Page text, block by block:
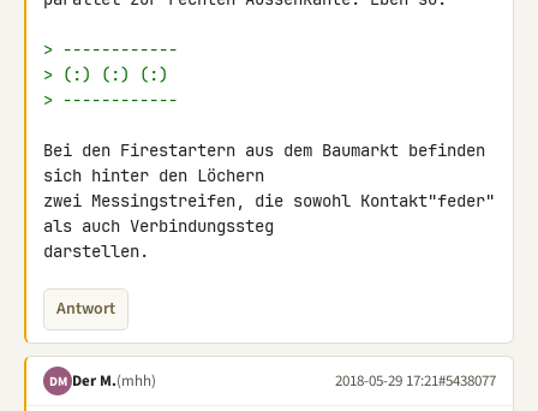
> ------------
> (:) (:) (:)
> ------------
Bei den Firestartern aus dem Baumarkt befinden
sich hinter den Löchern
zwei Messingstreifen, die sowohl Kontakt"feder"
als auch Verbindungssteg
darstellen.
Antwort
DM Der M.(mhh) 2018-05-29 17:21#5438077